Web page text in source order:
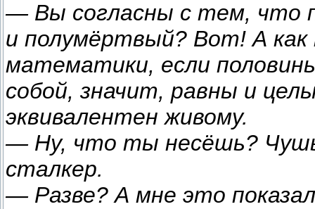
— Вы согласны с тем, что
и полумёртвый? Вот! А как
математики, если
собой, значит, равны и
эквивалентен живому.
— Ну, что ты несёшь? Чушь
сталкер.
— Разве? А мне это